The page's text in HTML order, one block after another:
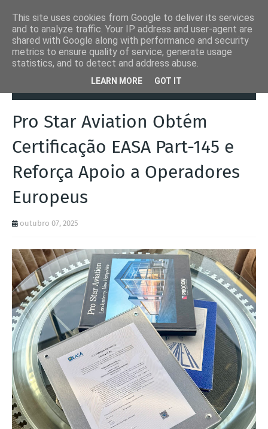
Aeronaves
Pro Star Aviation Obtém Certificação
Pro Star Aviation Obtém
Certificação EASA Part-145 e
Reforça Apoio a Operadores
Europeus
outubro 07, 2025
This site uses cookies from Google to deliver its services
and to analyze traffic. Your IP address and user-agent are
shared with Google along with performance and security
metrics to ensure quality of service, generate usage
statistics, and to detect and address abuse.
LEARN MORE GOT IT